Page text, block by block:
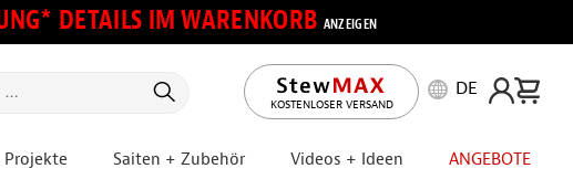
DETAILS IM WARENKORB ANZEIGEN
KOSTENLOSER VERSAND
DE
Projekte Saiten + Zubehör Videos + Ideen ANGEBOTE